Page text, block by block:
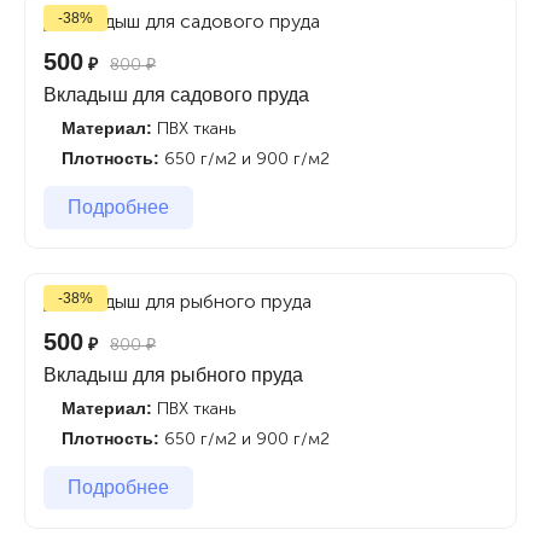
-38%
500 ₽ 800₽
Вкладыш для садового пруда
Материал: ПВХ ткань
Плотность: 650 г/м2 и 900 г/м2
Подробнее
-38%
500 ₽ 800₽
Вкладыш для рыбного пруда
Материал: ПВХ ткань
Плотность: 650 г/м2 и 900 г/м2
Подробнее